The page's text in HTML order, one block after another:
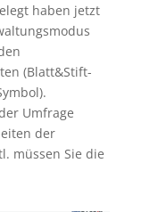
haben jetzt
(Blatt&Stift-
Umfrage
der
müssen Sie die